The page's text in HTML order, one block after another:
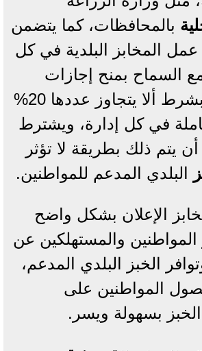
بالمحافظات، كما يتضمن
المخابز البلدية في كل
مع السماح بمنح إجازات
لبعض المخابز بشرط ألا يتجاوز عددها 20%
في كل إدارة، ويشترط
يتم ذلك بطريقة لا تؤثر
البلدي المدعم للمواطنين.
الإعلان بشكل واضح
والمستهلكين عن
الخبز البلدي المدعم،
المواطنين على
بسهولة ويسر.